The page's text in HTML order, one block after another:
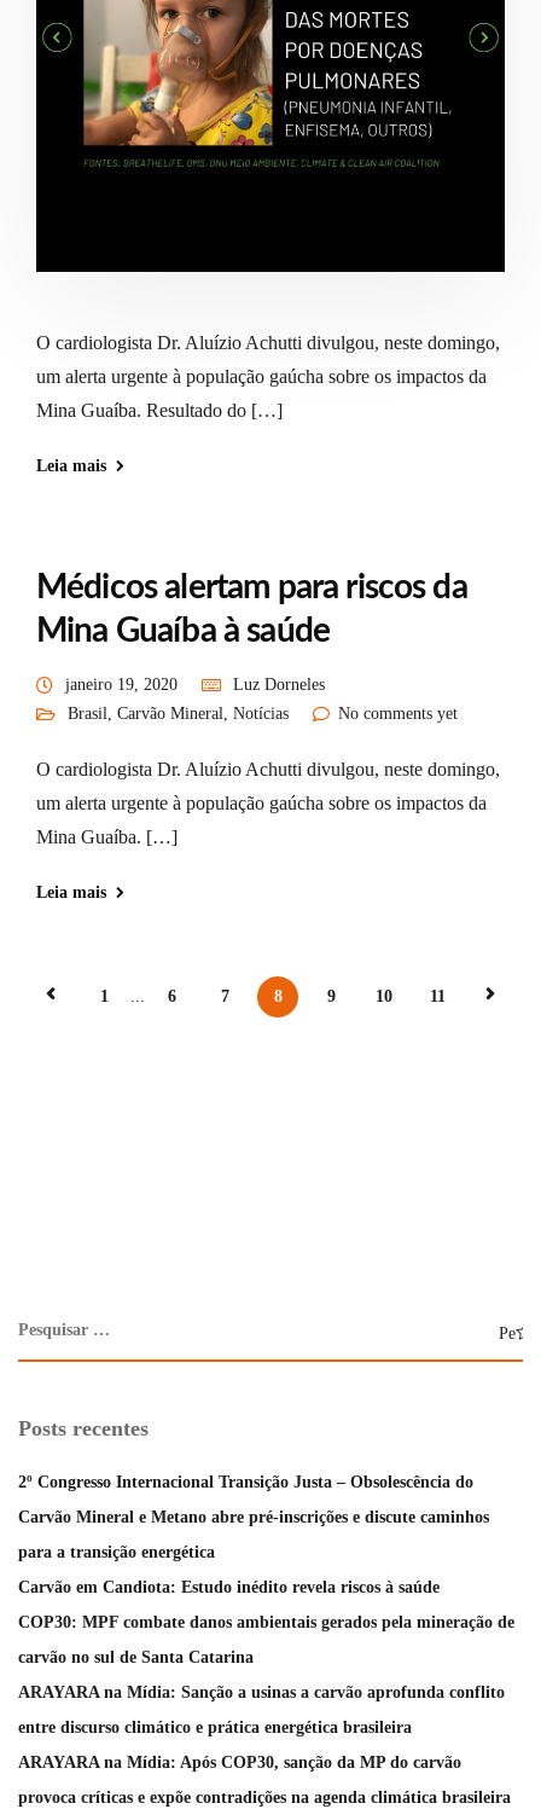
O cardiologista Dr. Aluízio Achutti divulgou, neste domingo,
um alerta urgente à população gaúcha sobre os impactos da
Mina Guaíba. Resultado do […]
Leia mais
Médicos alertam para riscos da
Mina Guaíba à saúde
janeiro 19, 2020
Luz Dorneles
Brasil, Carvão Mineral, Notícias No comments yet
O cardiologista Dr. Aluízio Achutti divulgou, neste domingo,
um alerta urgente à população gaúcha sobre os impactos da
Mina Guaíba. […]
Leia mais
1 ... 6 7 8 9 10 11
Posts recentes
2º Congresso Internacional Transição Justa – Obsolescência do
Carvão Mineral e Metano abre pré-inscrições e discute caminhos
para a transição energética
Carvão em Candiota: Estudo inédito revela riscos à saúde
COP30: MPF combate danos ambientais gerados pela mineração de
carvão no sul de Santa Catarina
ARAYARA na Mídia: Sanção a usinas a carvão aprofunda conflito
entre discurso climático e prática energética brasileira
ARAYARA na Mídia: Após COP30, sanção da MP do carvão
provoca críticas e expõe contradições na agenda climática brasileira